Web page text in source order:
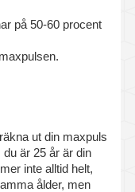
på 50-60 procent
ut din maxpuls
är 25 år är din
inte alltid helt,
ålder, men